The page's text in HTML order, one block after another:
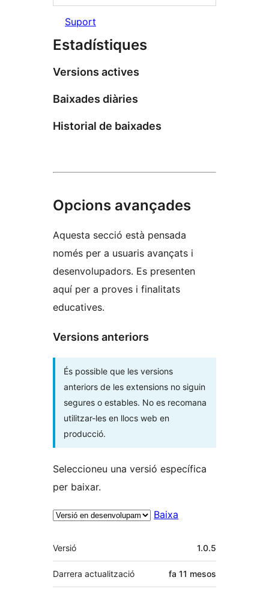
Suport
Estadístiques
Versions actives
Baixades diàries
Historial de baixades
Opcions avançades
Aquesta secció està pensada
només per a usuaris avançats i
desenvolupadors. Es presenten
aquí per a proves i finalitats
educatives.
Versions anteriors
És possible que les versions
anteriors de les extensions no siguin
segures o estables. No es recomana
utilitzar-les en llocs web en
producció.
Seleccioneu una versió específica
per baixar.
Baixa
Meta
Versió 1.0.5
Darrera actualització fa 11 mesos